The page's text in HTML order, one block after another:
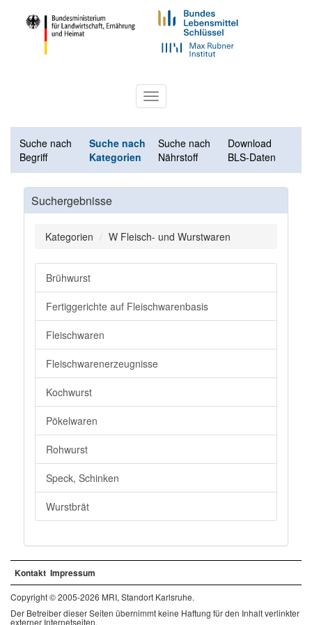
Toggle
navigation
Suche nach
Begriff
Suche nach
Kategorien
Suche nach
Nährstoff
Download
BLS-Daten
Suchergebnisse
Kategorien W Fleisch- und Wurstwaren
Brühwurst
Fertiggerichte auf Fleischwarenbasis
Fleischwaren
Fleischwarenerzeugnisse
Kochwurst
Pökelwaren
Rohwurst
Speck, Schinken
Wurstbrät
Kontakt Impressum
Copyright © 2005-2026 MRI, Standort Karlsruhe.
Der Betreiber dieser Seiten übernimmt keine Haftung für den Inhalt verlinkter
externer Internetseiten.